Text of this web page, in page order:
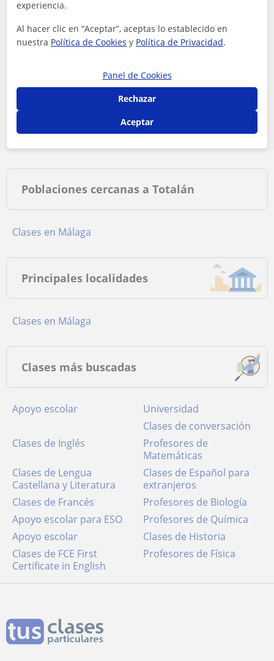
Ajusta tu búsqueda para ver más resultados o
guárdala y te avisaremos cuando haya nuevos
profesores
Estos profesores de online pueden
Poblaciones cercanas a Totalán
Clases en Málaga
Principales localidades
Clases en Málaga
Clases más buscadas
Apoyo escolar
Universidad
Clases de conversación
Clases de Inglés
Profesores de
Matemáticas
Clases de Lengua
Castellana y Literatura
Clases de Español para
extranjeros
Clases de Francés
Profesores de Biología
Apoyo escolar para ESO
Profesores de Química
Apoyo escolar
Clases de Historia
Clases de FCE First
Certificate in English
Profesores de Física
experiencia.
Al hacer clic en “Aceptar”, aceptas lo establecido en
nuestra Política de Cookies y Política de Privacidad.
Panel de Cookies
Rechazar
Aceptar